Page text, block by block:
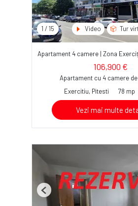
1 / 15 Video Tur
Apartament 4 camere | Zona
106,900 €
Apartament cu 4 camere
Exercitiu, Pitesti
78 mp
Vezi mai multe
Previous